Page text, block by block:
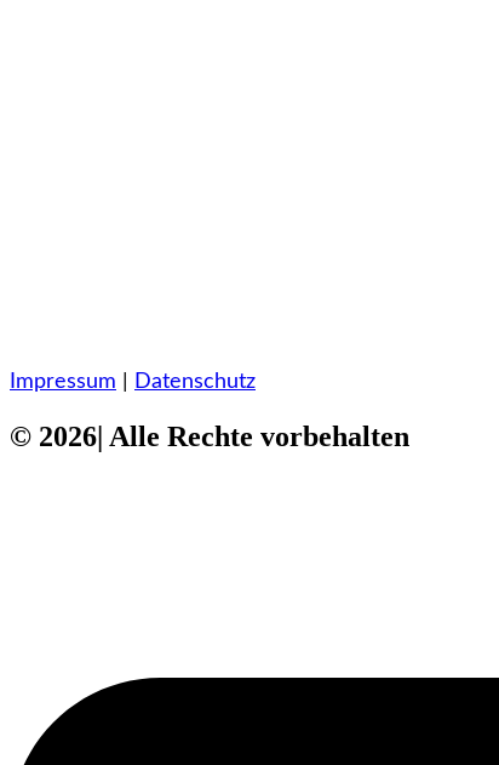
Impressum Datenschutz
© 2026| Alle Rechte vorbehalten